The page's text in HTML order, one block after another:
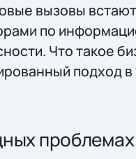
вызовы
по
Что такое
подход в